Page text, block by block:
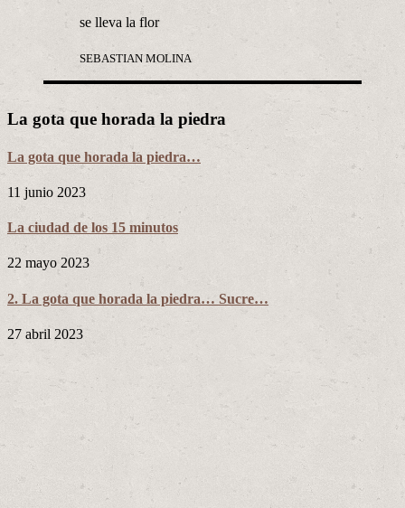
se lleva la flor
SEBASTIAN MOLINA
La gota que horada la piedra
La gota que horada la piedra…
11 junio 2023
La ciudad de los 15 minutos
22 mayo 2023
2. La gota que horada la piedra… Sucre…
27 abril 2023